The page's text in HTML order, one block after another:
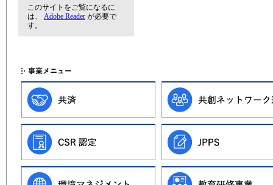
このサイトをご覧になるに
は、 Adobe Reader が必要で
す。